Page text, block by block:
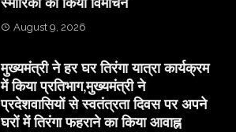
August 9, 2026
मुख्यमंत्री ने हर घर तिरंगा यात्रा कार्यक्रम
में किया प्रतिभाग,मुख्यमंत्री ने
प्रदेशवासियों से स्वतंत्रता दिवस पर अपने
घरों में तिरंगा फहराने का किया आवाह्न